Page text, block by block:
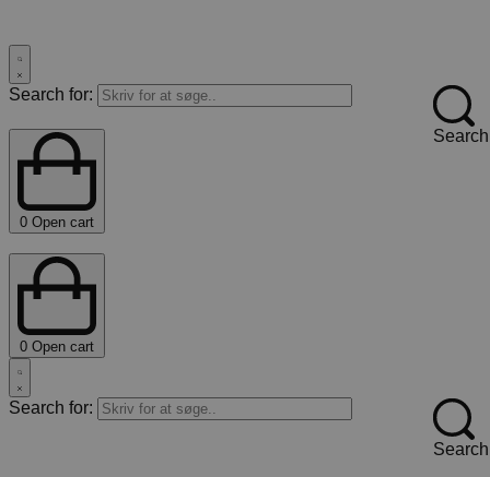
Search for:
Search
0 Open cart
0 Open cart
Search for:
Search